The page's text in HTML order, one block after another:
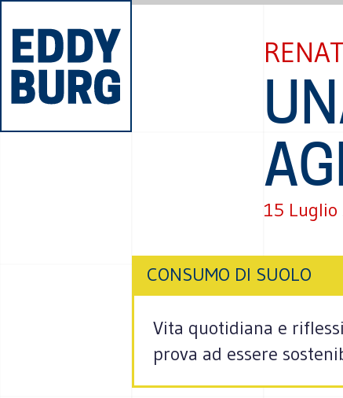
15 Luglio
CONSUMO DI SUOLO
Vita quotidiana e
prova ad essere